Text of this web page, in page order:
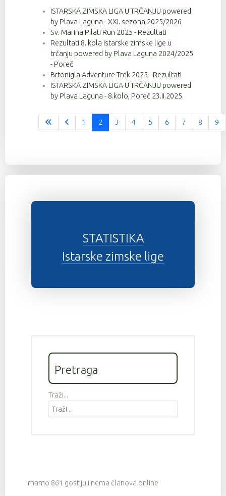
ISTARSKA ZIMSKA LIGA U TRČANJU powered
by Plava Laguna - XXI. sezona 2025/2026
Sv. Marina Pilati Run 2025 - Rezultati
Rezultati 8. kola Istarske zimske lige u
trčanju powered by Plava Laguna 2024/2025
- Poreč
Brtonigla Adventure Trek 2025 - Rezultati
ISTARSKA ZIMSKA LIGA U TRČANJU powered
by Plava Laguna - 8.kolo, Poreč 23.II.2025.
Stranica 2 od 37
1 2 3 4 5 6 7 8 9
STATISTIKA
Istarske zimske lige
Pretraga
Traži...
Imamo 861 gostiju i nema članova online